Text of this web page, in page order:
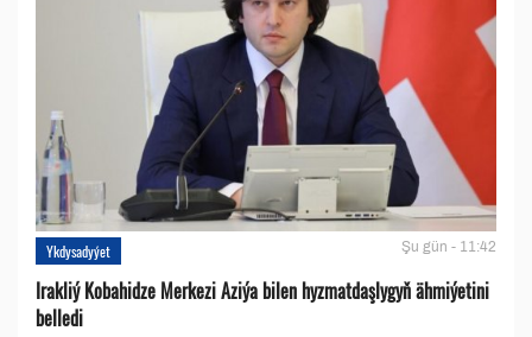
Ykdysadyýet Şu gün - 11:42
Irakliý Kobahidze Merkezi Aziýa bilen hyzmatdaşlygyň ähmiýetini
belledi